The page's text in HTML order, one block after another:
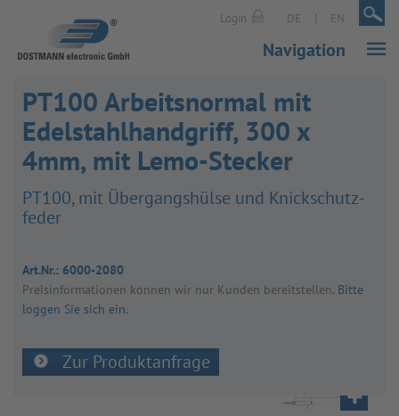
Login DE | EN |
Navigation
PT100 Arbeitsnormal mit
Edelstahlhandgriff, 300 x
4mm, mit Lemo-Stecker
PT100, mit Über­g­angs­hülse und Knick­schutz­
fe­der
Art.Nr.: 6000-2080
Preis­in­for­ma­tio­nen kön­nen wir nur Kun­den bereit­stel­len. Bitte
loggen Sie sich ein.
Zur Produktanfrage